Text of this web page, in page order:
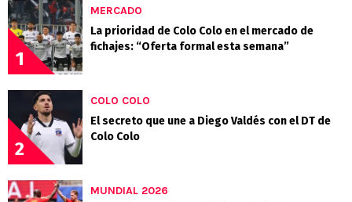
1
MERCADO
La prioridad de Colo Colo en el mercado de
fichajes: “Oferta formal esta semana”
2
COLO COLO
El secreto que une a Diego Valdés con el DT de
Colo Colo
MUNDIAL 2026